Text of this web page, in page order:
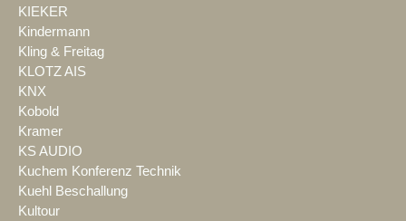
KIEKER
Kindermann
Kling & Freitag
KLOTZ AIS
KNX
Kobold
Kramer
KS AUDIO
Kuchem Konferenz Technik
Kuehl Beschallung
Kultour